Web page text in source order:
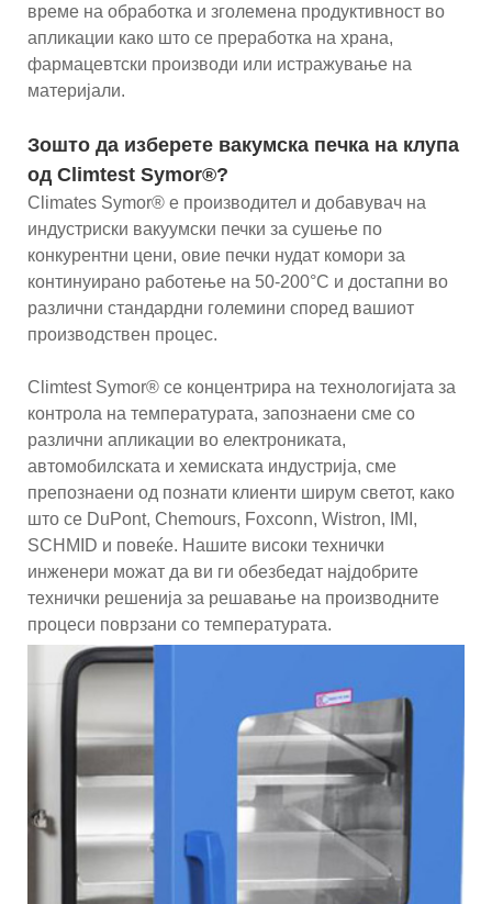
време на обработка и зголемена продуктивност во
апликации како што се преработка на храна,
фармацевтски производи или истражување на
материјали.
Зошто да изберете вакумска печка на клупа
од Climtest Symor®?
Climates Symor® е производител и добавувач на
индустриски вакуумски печки за сушење по
конкурентни цени, овие печки нудат комори за
континуирано работење на 50-200°C и достапни во
различни стандардни големини според вашиот
производствен процес.
Climtest Symor® се концентрира на технологијата за
контрола на температурата, запознаени сме со
различни апликации во електрониката,
автомобилската и хемиската индустрија, сме
препознаени од познати клиенти ширум светот, како
што се DuPont, Chemours, Foxconn, Wistron, IMI,
SCHMID и повеќе. Нашите високи технички
инженери можат да ви ги обезбедат најдобрите
технички решенија за решавање на производните
процеси поврзани со температурата.